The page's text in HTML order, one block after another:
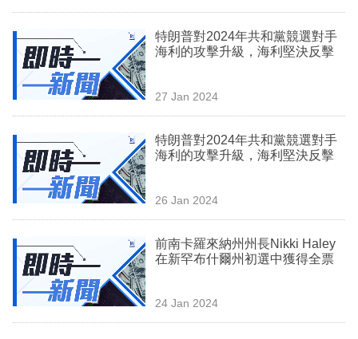
特朗普對2024年共和黨競選對手
海利的攻擊升級，海利堅決反擊
27 Jan 2024
特朗普對2024年共和黨競選對手
海利的攻擊升級，海利堅決反擊
26 Jan 2024
前南卡羅來納州州長Nikki Haley
在新罕布什爾州初選中獲得全票
24 Jan 2024